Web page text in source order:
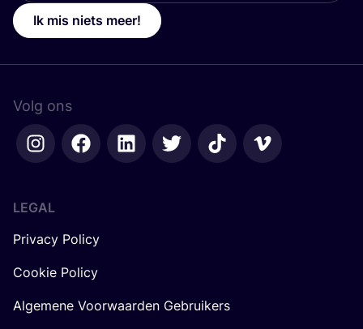
Ik mis niets meer!
Volg ons
LEGAL
Privacy Policy
Cookie Policy
Algemene Voorwaarden Gebruikers